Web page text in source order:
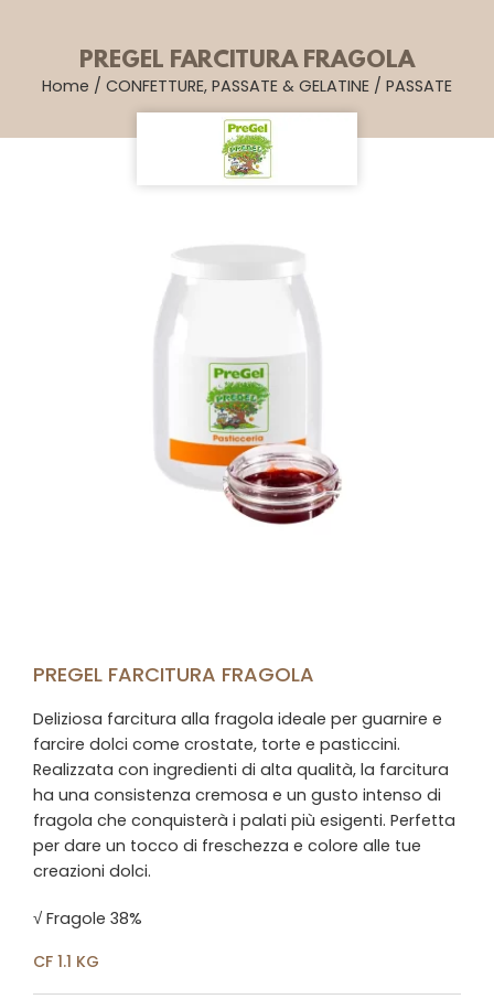
PREGEL FARCITURA FRAGOLA
Home / CONFETTURE, PASSATE & GELATINE / PASSATE
PREGEL FARCITURA FRAGOLA
Deliziosa farcitura alla fragola ideale per guarnire e
farcire dolci come crostate, torte e pasticcini.
Realizzata con ingredienti di alta qualità, la farcitura
ha una consistenza cremosa e un gusto intenso di
fragola che conquisterà i palati più esigenti. Perfetta
per dare un tocco di freschezza e colore alle tue
creazioni dolci.
√ Fragole 38%
CF 1.1 KG